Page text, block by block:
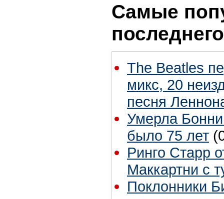
Самые
The Beatles
микс, 20
песня
Умерла
было 75 лет
Ринго Старр
Маккартни с
Поклонники